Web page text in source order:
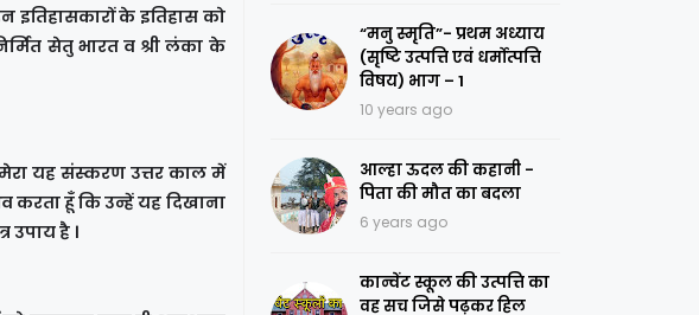
के इतिहास को
सेतु भारत व श्री लंका के
यह संस्करण उत्तर काल में
करता हूँ कि उन्हें यह दिखाना
है ।
“मनु स्मृति”- प्रथम अध्याय
(सृष्टि उत्पत्ति एवं धर्मोत्पत्ति
विषय) भाग – 1
10 years ago
आल्हा ऊदल की कहानी -
पिता की मौत का बदला
6 years ago
कान्वेंट स्कूल की उत्पत्ति का
वह सच जिसे पढ़कर हिल